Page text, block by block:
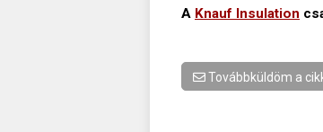
A Knauf Insulation
Továbbküldöm a